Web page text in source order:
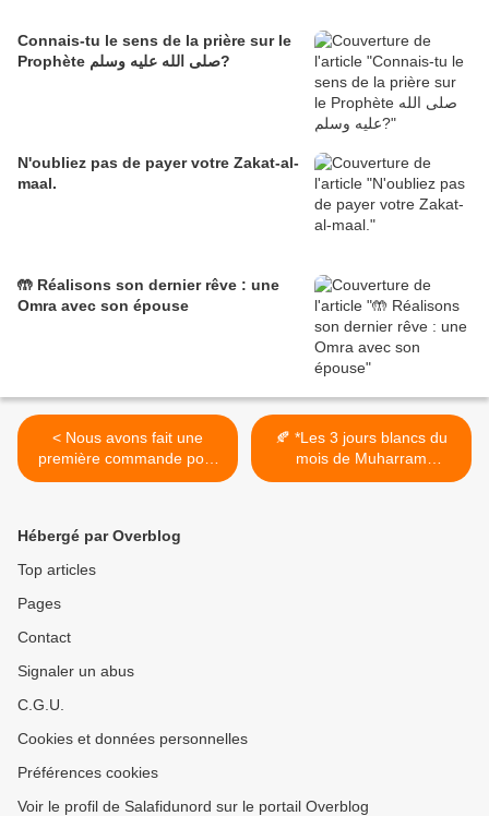
Connais-tu le sens de la prière sur le
Prophète صلى الله عليه وسلم?
N'oubliez pas de payer votre Zakat-al-
maal.
🤲 Réalisons son dernier rêve : une
Omra avec son épouse
< Nous avons fait une
première commande pour
les distributions aide pour
🍂 *Les 3 jours blancs du
mois de Muharram
1445(H)* 🍂 >
Hébergé par Overblog
Top articles
Pages
Contact
Signaler un abus
C.G.U.
Cookies et données personnelles
Préférences cookies
Voir le profil de Salafidunord sur le portail Overblog